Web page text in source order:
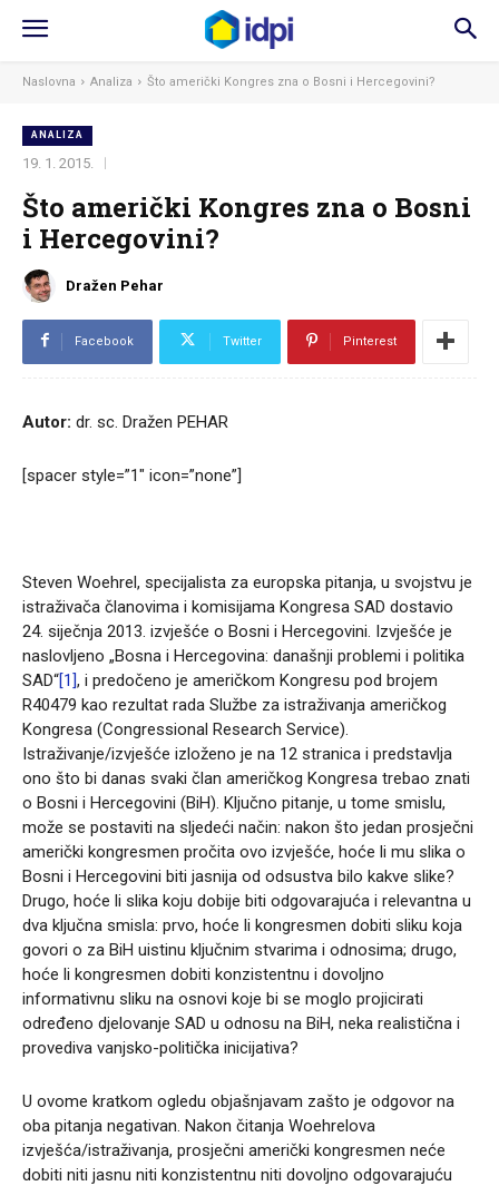
Naslovna Analiza Što američki Kongres zna o Bosni i Hercegovini?
ANALIZA
19. 1. 2015.
Što američki Kongres zna o Bosni
i Hercegovini?
Dražen Pehar
Facebook Twitter Pinterest
Autor: dr. sc. Dražen PEHAR
[spacer style=”1″ icon=”none”]
Steven Woehrel, specijalista za europska pitanja, u svojstvu je
istraživača članovima i komisijama Kongresa SAD dostavio
24. siječnja 2013. izvješće o Bosni i Hercegovini. Izvješće je
naslovljeno „Bosna i Hercegovina: današnji problemi i politika
SAD“[1], i predočeno je američkom Kongresu pod brojem
R40479 kao rezultat rada Službe za istraživanja američkog
Kongresa (Congressional Research Service).
Istraživanje/izvješće izloženo je na 12 stranica i predstavlja
ono što bi danas svaki član američkog Kongresa trebao znati
o Bosni i Hercegovini (BiH). Ključno pitanje, u tome smislu,
može se postaviti na sljedeći način: nakon što jedan prosječni
američki kongresmen pročita ovo izvješće, hoće li mu slika o
Bosni i Hercegovini biti jasnija od odsustva bilo kakve slike?
Drugo, hoće li slika koju dobije biti odgovarajuća i relevantna u
dva ključna smisla: prvo, hoće li kongresmen dobiti sliku koja
govori o za BiH uistinu ključnim stvarima i odnosima; drugo,
hoće li kongresmen dobiti konzistentnu i dovoljno
informativnu sliku na osnovi koje bi se moglo projicirati
određeno djelovanje SAD u odnosu na BiH, neka realistična i
provediva vanjsko-politička inicijativa?
U ovome kratkom ogledu objašnjavam zašto je odgovor na
oba pitanja negativan. Nakon čitanja Woehrelova
izvješća/istraživanja, prosječni američki kongresmen neće
dobiti niti jasnu niti konzistentnu niti dovoljno odgovarajuću